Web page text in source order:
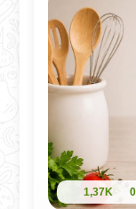
чтобы
выпарить
и мягко
1,37K 0